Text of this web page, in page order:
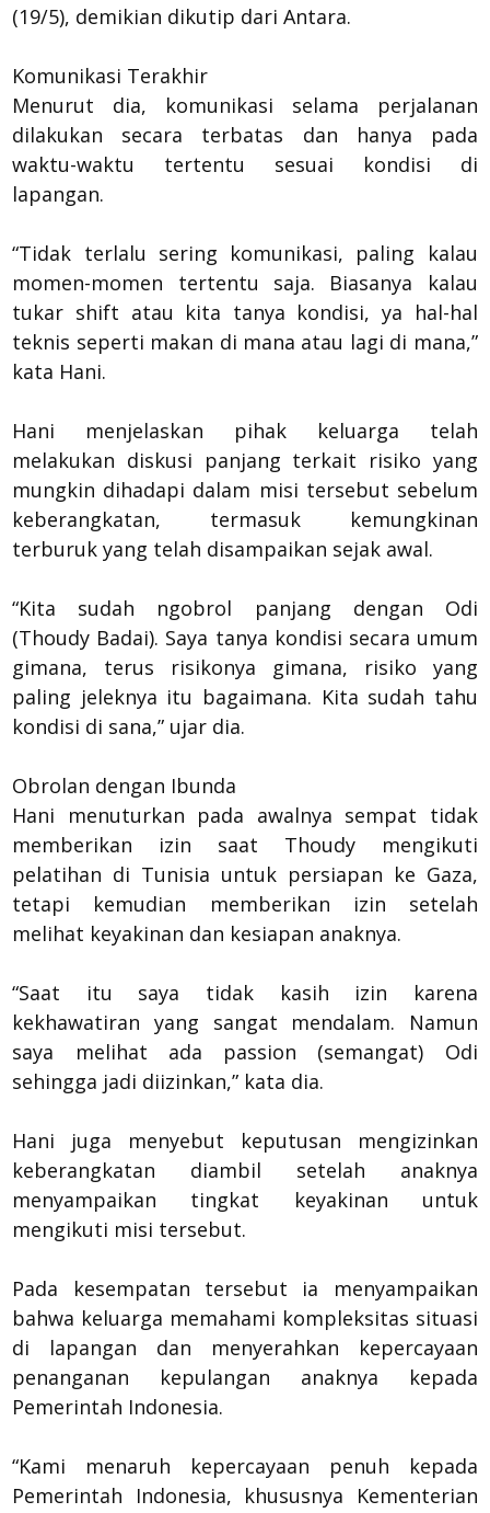
(19/5), demikian dikutip dari Antara.
Komunikasi Terakhir
Menurut dia, komunikasi selama perjalanan
dilakukan secara terbatas dan hanya pada
waktu-waktu tertentu sesuai kondisi di
lapangan.
“Tidak terlalu sering komunikasi, paling kalau
momen-momen tertentu saja. Biasanya kalau
tukar shift atau kita tanya kondisi, ya hal-hal
teknis seperti makan di mana atau lagi di mana,”
kata Hani.
Hani menjelaskan pihak keluarga telah
melakukan diskusi panjang terkait risiko yang
mungkin dihadapi dalam misi tersebut sebelum
keberangkatan, termasuk kemungkinan
terburuk yang telah disampaikan sejak awal.
“Kita sudah ngobrol panjang dengan Odi
(Thoudy Badai). Saya tanya kondisi secara umum
gimana, terus risikonya gimana, risiko yang
paling jeleknya itu bagaimana. Kita sudah tahu
kondisi di sana,” ujar dia.
Obrolan dengan Ibunda
Hani menuturkan pada awalnya sempat tidak
memberikan izin saat Thoudy mengikuti
pelatihan di Tunisia untuk persiapan ke Gaza,
tetapi kemudian memberikan izin setelah
melihat keyakinan dan kesiapan anaknya.
“Saat itu saya tidak kasih izin karena
kekhawatiran yang sangat mendalam. Namun
saya melihat ada passion (semangat) Odi
sehingga jadi diizinkan,” kata dia.
Hani juga menyebut keputusan mengizinkan
keberangkatan diambil setelah anaknya
menyampaikan tingkat keyakinan untuk
mengikuti misi tersebut.
Pada kesempatan tersebut ia menyampaikan
bahwa keluarga memahami kompleksitas situasi
di lapangan dan menyerahkan kepercayaan
penanganan kepulangan anaknya kepada
Pemerintah Indonesia.
“Kami menaruh kepercayaan penuh kepada
Pemerintah Indonesia, khususnya Kementerian